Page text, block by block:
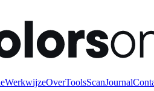
WerkwijzeOverToolsScanJournal